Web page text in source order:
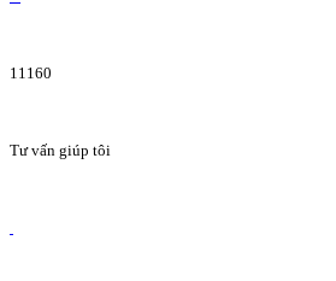
11160
Tư vấn giúp tôi